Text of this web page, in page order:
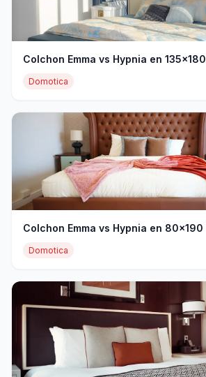
Colchon Emma vs Hypnia en 135x180
Domotica
Colchon Emma vs Hypnia en 80x190
Domotica